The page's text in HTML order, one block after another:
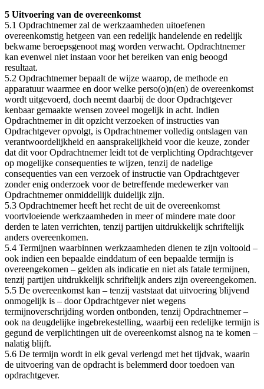
5 Uitvoering van de overeenkomst
5.1 Opdrachtnemer zal de werkzaamheden uitoefenen
overeenkomstig hetgeen van een redelijk handelende en redelijk
bekwame beroepsgenoot mag worden verwacht. Opdrachtnemer
kan evenwel niet instaan voor het bereiken van enig beoogd
resultaat.
5.2 Opdrachtnemer bepaalt de wijze waarop, de methode en
apparatuur waarmee en door welke perso(o)n(en) de overeenkomst
wordt uitgevoerd, doch neemt daarbij de door Opdrachtgever
kenbaar gemaakte wensen zoveel mogelijk in acht. Indien
Opdrachtnemer in dit opzicht verzoeken of instructies van
Opdrachtgever opvolgt, is Opdrachtnemer volledig ontslagen van
verantwoordelijkheid en aansprakelijkheid voor die keuze, zonder
dat dit voor Opdrachtnemer leidt tot de verplichting Opdrachtgever
op mogelijke consequenties te wijzen, tenzij de nadelige
consequenties van een verzoek of instructie van Opdrachtgever
zonder enig onderzoek voor de betreffende medewerker van
Opdrachtnemer onmiddellijk duidelijk zijn.
5.3 Opdrachtnemer heeft het recht de uit de overeenkomst
voortvloeiende werkzaamheden in meer of mindere mate door
derden te laten verrichten, tenzij partijen uitdrukkelijk schriftelijk
anders overeenkomen.
5.4 Termijnen waarbinnen werkzaamheden dienen te zijn voltooid –
ook indien een bepaalde einddatum of een bepaalde termijn is
overeengekomen – gelden als indicatie en niet als fatale termijnen,
tenzij partijen uitdrukkelijk schriftelijk anders zijn overeengekomen.
5.5 De overeenkomst kan – tenzij vaststaat dat uitvoering blijvend
onmogelijk is – door Opdrachtgever niet wegens
termijnoverschrijding worden ontbonden, tenzij Opdrachtnemer –
ook na deugdelijke ingebrekestelling, waarbij een redelijke termijn is
gegund de verplichtingen uit de overeenkomst alsnog na te komen –
nalatig blijft.
5.6 De termijn wordt in elk geval verlengd met het tijdvak, waarin
de uitvoering van de opdracht is belemmerd door toedoen van
opdrachtgever.